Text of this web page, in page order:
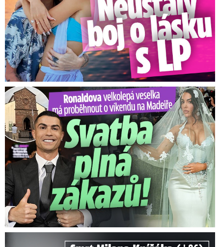
Ronaldova velkolepá veselka na Madeiře: Svatba plná zákazů!
Smrt Milana Knížáka (†86): Co prozradilo neobvyklé parte?